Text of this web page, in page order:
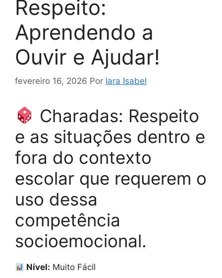
Respeito:
Aprendendo a
Ouvir e Ajudar!
fevereiro 16, 2026 Por Iara Isabel
Charadas: Respeito
e as situações dentro e
fora do contexto
escolar que requerem o
uso dessa
competência
socioemocional.
Nível: Muito Fácil